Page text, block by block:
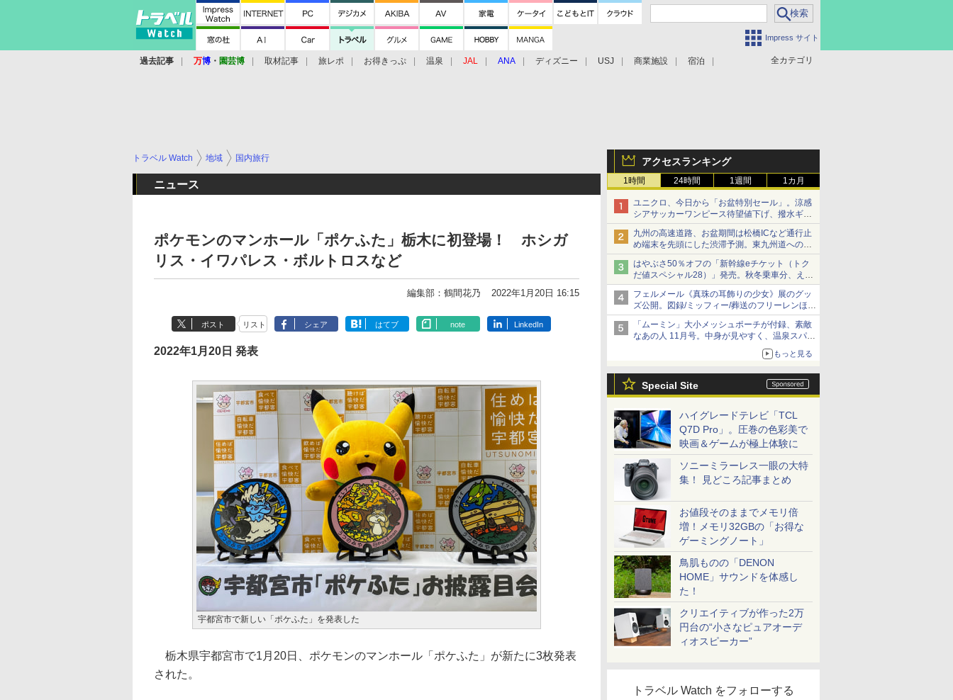
Impress サイト
全カテゴリ
過去記事 万博 ・ 園芸博 取材記事 旅レポ お得きっぷ 温泉 JAL ANA ディズニー USJ 商業施設 宿泊
アクセスランキング
1時間 24時間 1週間 1カ月
ユニクロ、今日から「お盆特別セール」。涼感
シアサッカーワンピース待望値下げ、撥水ギア
ショーツは1990円に
九州の高速道路、お盆期間は松橋ICなど通行止
め端末を先頭にした渋滞予測。東九州道への迂
回は料金調整を実施
はやぶさ50％オフの「新幹線eチケット（トク
だ値スペシャル28）」発売。秋冬乗車分、えき
ねっと限定
フェルメール《真珠の耳飾りの少女》展のグッ
ズ公開。図録/ミッフィー/葬送のフリーレンほ
か、注目ブランドコラボが実現
「ムーミン」大小メッシュポーチが付録、素敵
なあの人 11月号。中身が見やすく、温泉スパに
もっと見る
Special Site
ハイグレードテレビ「TCL
Q7D Pro」。圧巻の色彩美で
映画＆ゲームが極上体験に
ソニーミラーレス一眼の大特
集！ 見どころ記事まとめ
お値段そのままでメモリ倍
増！メモリ32GBの「お得な
ゲーミングノート」
鳥肌ものの「DENON
HOME」サウンドを体感し
た！
クリエイティブが作った2万
円台の“小さなピュアオーデ
ィオスピーカー”
トラベル Watch をフォローする
トラベル Watch 地域 国内旅行
ニュース
ポケモンのマンホール「ポケふた」栃木に初登場！ ホシガ
リス・イワパレス・ボルトロスなど
編集部：鶴間花乃 2022年1月20日 16:15
ポスト リスト シェア はてブ note LinkedIn
2022年1月20日 発表
宇都宮市で新しい「ポケふた」を発表した
栃木県宇都宮市で1月20日、ポケモンのマンホール「ポケふた」が新たに3枚発表
された。